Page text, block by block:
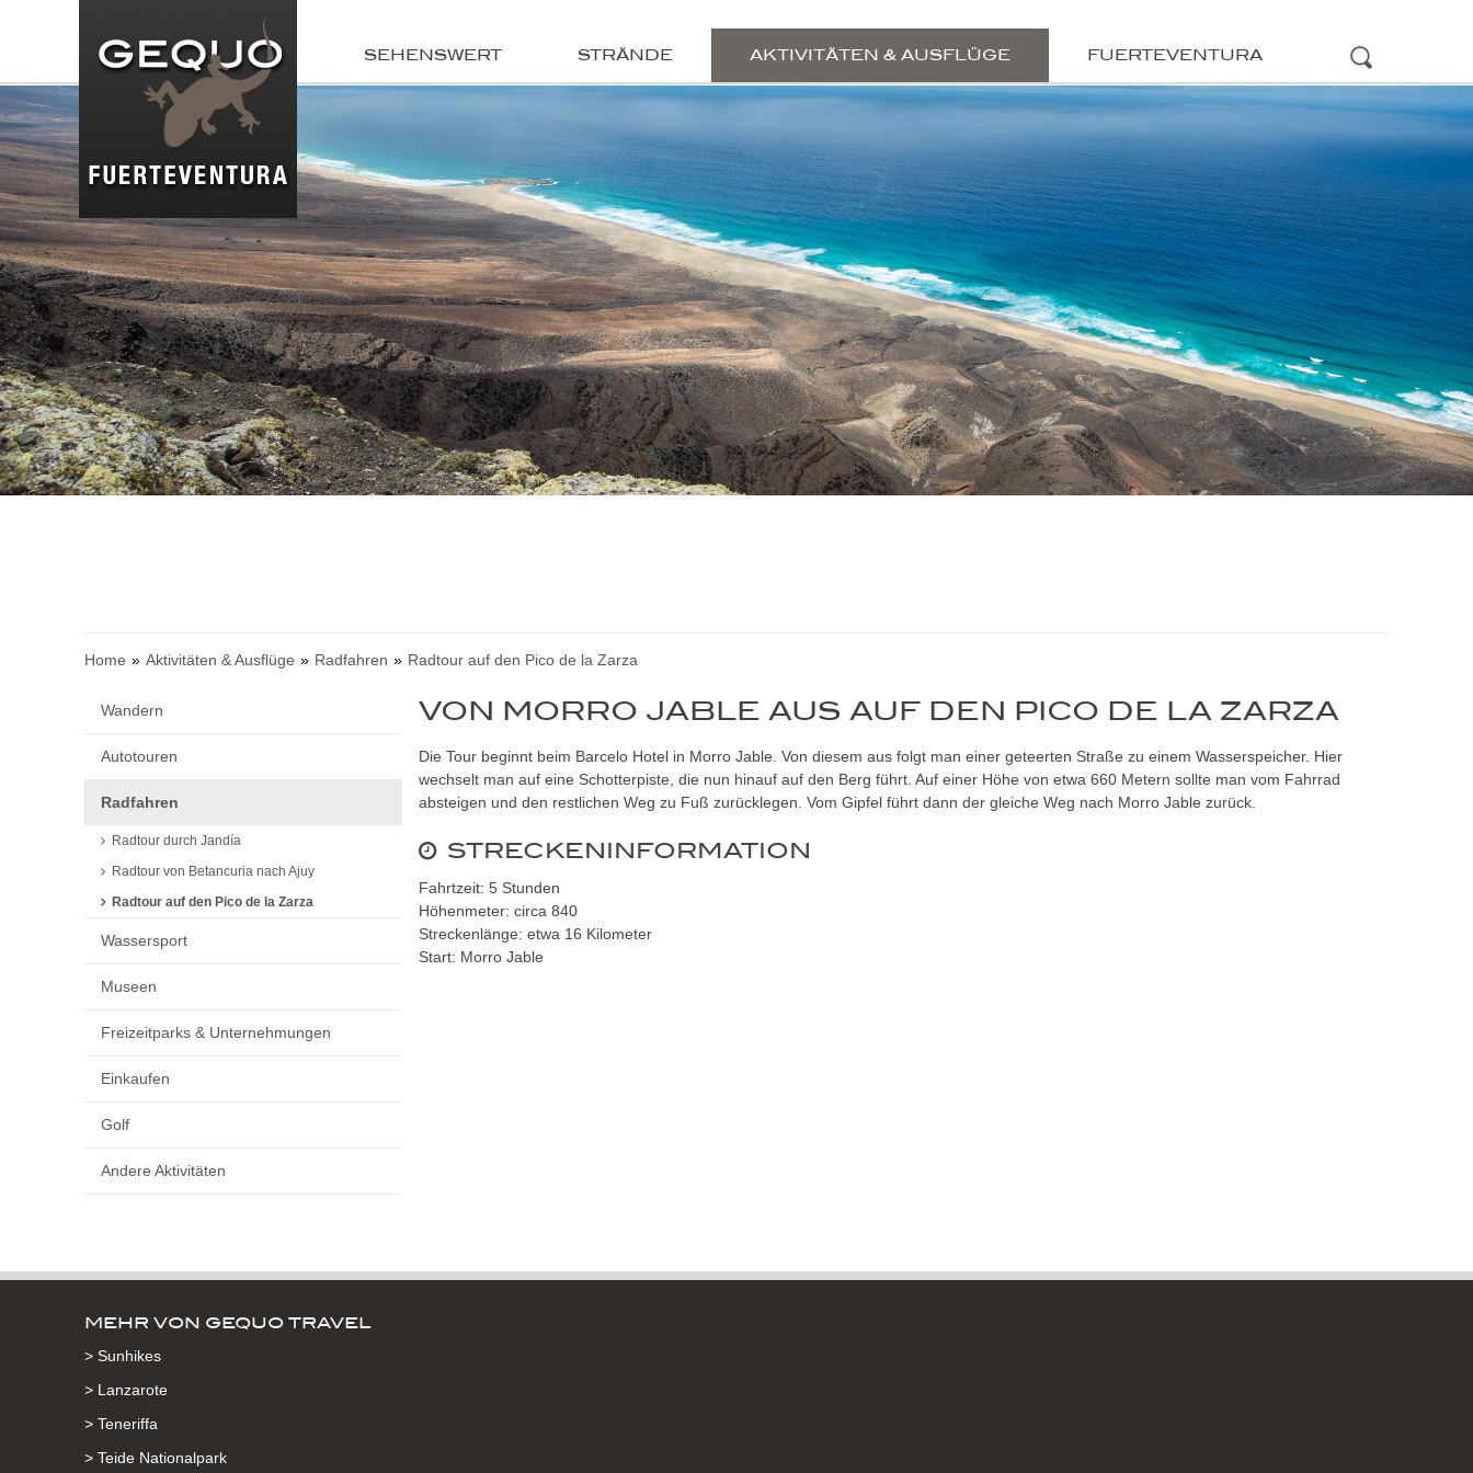
SEHENSWERT STRÄNDE AKTIVITÄTEN & AUSFLÜGE FUERTEVENTURA
Home Aktivitäten & Ausflüge Radfahren Radtour auf den Pico de la Zarza
Wandern
Autotouren
Radfahren
Radtour durch Jandía
Radtour von Betancuria nach Ajuy
Radtour auf den Pico de la Zarza
Wassersport
Museen
Freizeitparks & Unternehmungen
Einkaufen
Golf
Andere Aktivitäten
VON MORRO JABLE AUS AUF DEN PICO DE LA ZARZA
Die Tour beginnt beim Barcelo Hotel in Morro Jable. Von diesem aus folgt man einer geteerten Straße zu einem Wasserspeicher. Hier
wechselt man auf eine Schotterpiste, die nun hinauf auf den Berg führt. Auf einer Höhe von etwa 660 Metern sollte man vom Fahrrad
absteigen und den restlichen Weg zu Fuß zurücklegen. Vom Gipfel führt dann der gleiche Weg nach Morro Jable zurück.
STRECKENINFORMATION
Fahrtzeit: 5 Stunden
Höhenmeter: circa 840
Streckenlänge: etwa 16 Kilometer
Start: Morro Jable
MEHR VON GEQUO TRAVEL
> Sunhikes
> Lanzarote
> Teneriffa
> Teide Nationalpark